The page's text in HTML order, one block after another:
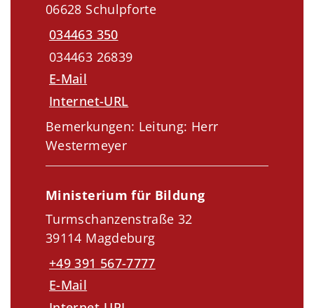
06628 Schulpforte
034463 350
034463 26839
E-Mail
Internet-URL
Bemerkungen: Leitung: Herr
Westermeyer
Ministerium für Bildung
Turmschanzenstraße 32
39114 Magdeburg
+49 391 567-7777
E-Mail